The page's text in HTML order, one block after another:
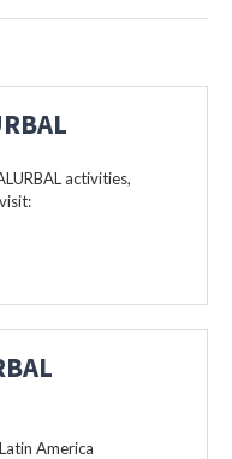
activities,
America